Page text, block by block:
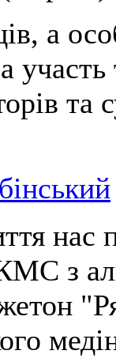
а
та
нас
з
жетон